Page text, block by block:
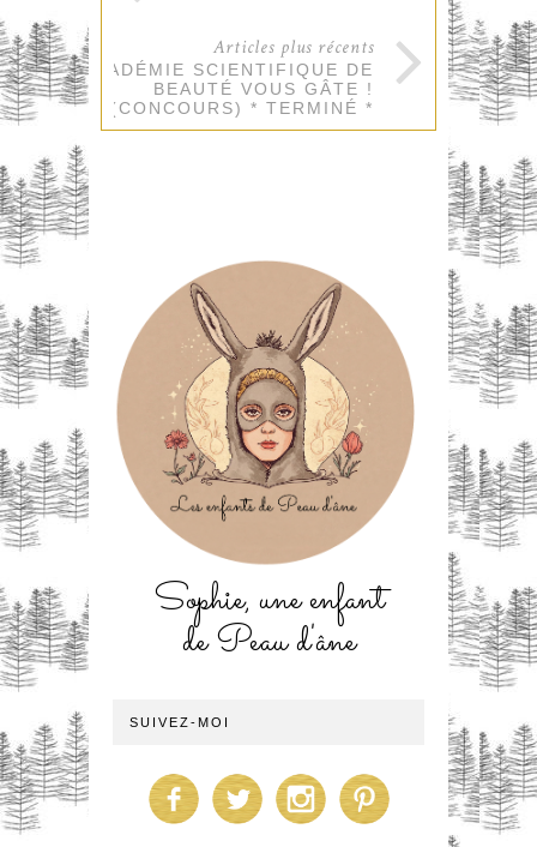
Articles plus récents
L’ACADÉMIE SCIENTIFIQUE DE
BEAUTÉ VOUS GÂTE !
(CONCOURS) * TERMINÉ *
Sophie, une enfant
de Peau d'âne
SUIVEZ-MOI